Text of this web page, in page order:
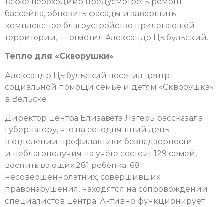
бассейна, обновить фасады и завершить
комплексное благоустройство прилегающей
территории, — отметил Александр Цыбульский.
Тепло для «Скворушки»
Александр Цыбульский посетил центр
социальной помощи семье и детям «Скворушка»
в Вельске
Директор центра Елизавета Лагерь рассказала
губернатору, что на сегодняшний день
в отделении профилактики безнадзорности
и неблагополучия на учёте состоит 129 семей,
воспитывающих 281 ребёнка. 68
несовершеннолетних, совершивших
правонарушения, находятся на сопровождении
специалистов центра. Активно функционирует